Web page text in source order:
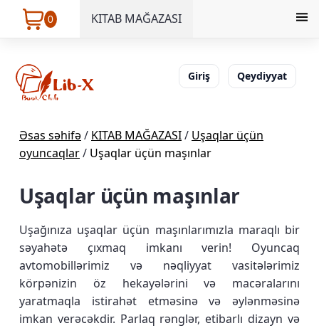
0 KITAB MAĞAZASI
Giriş Qeydiyyat
Əsas səhifə/ KITAB MAĞAZASI/ Uşaqlar üçün
oyuncaqlar/ Uşaqlar üçün maşınlar
Uşaqlar üçün maşınlar
Uşağınıza uşaqlar üçün maşınlarımızla maraqlı bir
səyahətə çıxmaq imkanı verin! Oyuncaq
avtomobillərimiz və nəqliyyat vasitələrimiz
körpənizin öz hekayələrini və macəralarını
yaratmaqla istirahət etməsinə və əylənməsinə
imkan verəcəkdir. Parlaq rənglər, etibarlı dizayn və